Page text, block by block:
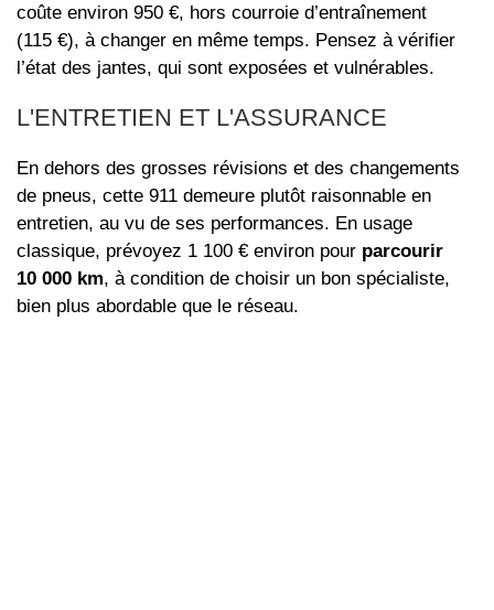
coûte environ 950 €, hors courroie d’entraînement
(115 €), à changer en même temps. Pensez à vérifier
l’état des jantes, qui sont exposées et vulnérables.
L'ENTRETIEN ET L'ASSURANCE
En dehors des grosses révisions et des changements
de pneus, cette 911 demeure plutôt raisonnable en
entretien, au vu de ses performances. En usage
classique, prévoyez 1 100 € environ pour parcourir
10 000 km, à condition de choisir un bon spécialiste,
bien plus abordable que le réseau.